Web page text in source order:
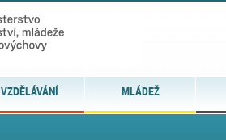
VZDĚLÁVÁNÍ MLÁDEŽ